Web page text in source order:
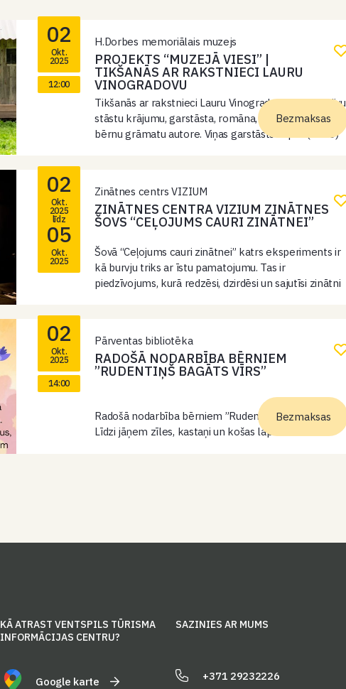
02
Okt.
2025
12:00
H.Dorbes memoriālais muzejs
PROJEKTS “MUZEJĀ VIESI” |
TIKŠANĀS AR RAKSTNIECI LAURU
VINOGRADOVU
Tikšanās ar rakstnieci Lauru Vinogradovu. Laura ir divu
stāstu krājumu, garstāsta, romāna, kā arī vairāku
bērnu grāmatu autore. Viņas garstāsts “Upe” (2020)
Bezmaksas
02
Okt.
2025
līdz
05
Okt.
2025
Zinātnes centrs VIZIUM
ZINĀTNES CENTRA VIZIUM ZINĀTNES
ŠOVS “CEĻOJUMS CAURI ZINĀTNEI”
Šovā “Ceļojums cauri zinātnei” katrs eksperiments ir
kā burvju triks ar īstu pamatojumu. Tas ir
piedzīvojums, kurā redzēsi, dzirdēsi un sajutīsi zinātni
02
Okt.
2025
14:00
Pārventas bibliotēka
RADOŠĀ NODARBĪBA BĒRNIEM
”RUDENTIŅŠ BAGĀTS VĪRS”
Radošā nodarbība bērniem ”Rudentiņš bagāts vīrs”.
Līdzi jāņem zīles, kastaņi un košas lapas.
Bezmaksas
KĀ ATRAST VENTSPILS TŪRISMA
INFORMĀCIJAS CENTRU?
SAZINIES AR MUMS
Google karte +371 29232226